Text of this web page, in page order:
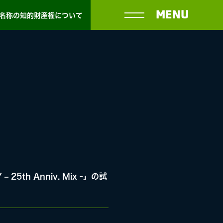
称の知的財産権について MENU
– 25th Anniv. Mix -」の試